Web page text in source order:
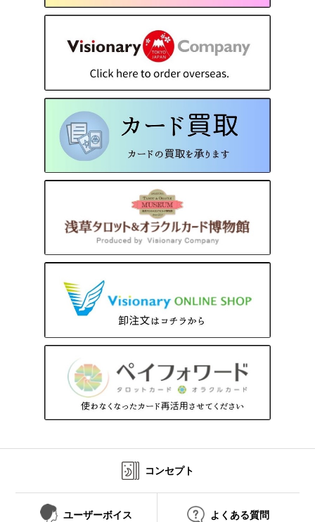
コンセプト
ユーザーボイス よくある質問